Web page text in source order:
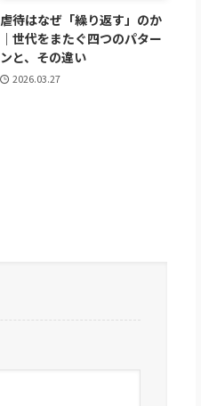
虐待はなぜ「繰り返す」のか
｜世代をまたぐ四つのパター
ンと、その違い
2026.03.27